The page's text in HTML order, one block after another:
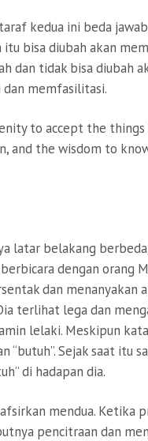
kedua ini beda
itu bisa diubah akan
dan tidak bisa diubah
dan memfasilitasi.
to accept the
and the wisdom to
latar belakang
dengan orang
dan menanyakan
terlihat lega dan
lelaki. Meskipun kata
“butuh”. Sejak saat itu
di hadapan dia.
mendua. Ketika
pencitraan dan